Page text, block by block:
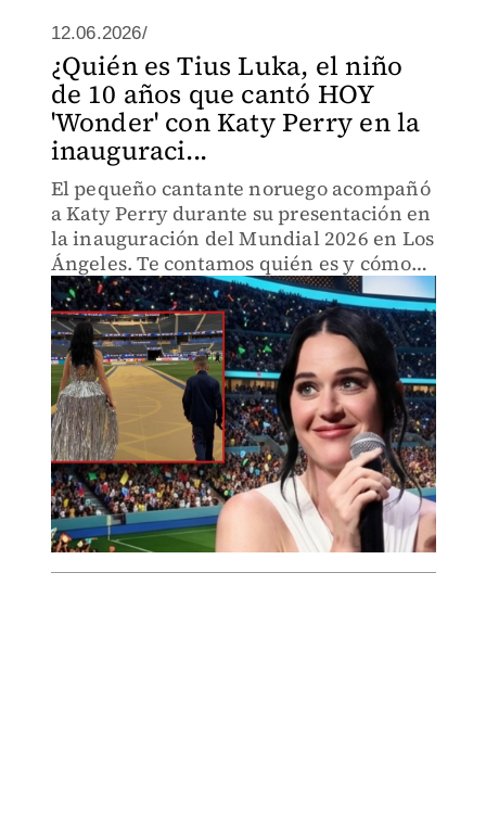
12.06.2026/
¿Quién es Tius Luka, el niño
de 10 años que cantó HOY
'Wonder' con Katy Perry en la
inauguraci...
El pequeño cantante noruego acompañó
a Katy Perry durante su presentación en
la inauguración del Mundial 2026 en Los
Ángeles. Te contamos quién es y cómo
llegó a colaborar con la estrella pop.